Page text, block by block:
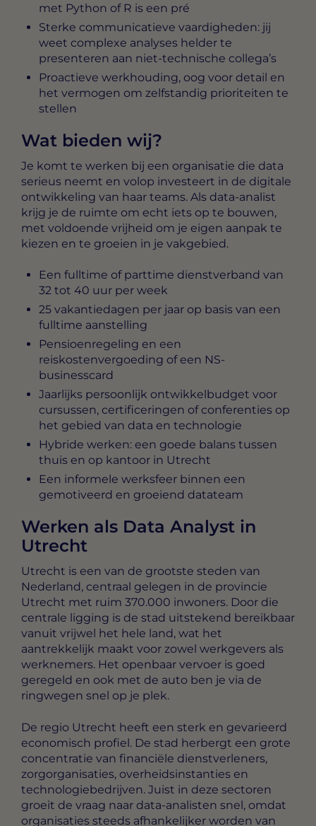
met Python of R is een pré
Sterke communicatieve vaardigheden: jij
weet complexe analyses helder te
presenteren aan niet-technische collega’s
Proactieve werkhouding, oog voor detail en
het vermogen om zelfstandig prioriteiten te
stellen
Wat bieden wij?
Je komt te werken bij een organisatie die data
serieus neemt en volop investeert in de digitale
ontwikkeling van haar teams. Als data-analist
krijg je de ruimte om echt iets op te bouwen,
met voldoende vrijheid om je eigen aanpak te
kiezen en te groeien in je vakgebied.
Een fulltime of parttime dienstverband van
32 tot 40 uur per week
25 vakantiedagen per jaar op basis van een
fulltime aanstelling
Pensioenregeling en een
reiskostenvergoeding of een NS-
businesscard
Jaarlijks persoonlijk ontwikkelbudget voor
cursussen, certificeringen of conferenties op
het gebied van data en technologie
Hybride werken: een goede balans tussen
thuis en op kantoor in Utrecht
Een informele werksfeer binnen een
gemotiveerd en groeiend datateam
Werken als Data Analyst in
Utrecht
Utrecht is een van de grootste steden van
Nederland, centraal gelegen in de provincie
Utrecht met ruim 370.000 inwoners. Door die
centrale ligging is de stad uitstekend bereikbaar
vanuit vrijwel het hele land, wat het
aantrekkelijk maakt voor zowel werkgevers als
werknemers. Het openbaar vervoer is goed
geregeld en ook met de auto ben je via de
ringwegen snel op je plek.
De regio Utrecht heeft een sterk en gevarieerd
economisch profiel. De stad herbergt een grote
concentratie van financiële dienstverleners,
zorgorganisaties, overheidsinstanties en
technologiebedrijven. Juist in deze sectoren
groeit de vraag naar data-analisten snel, omdat
organisaties steeds afhankelijker worden van